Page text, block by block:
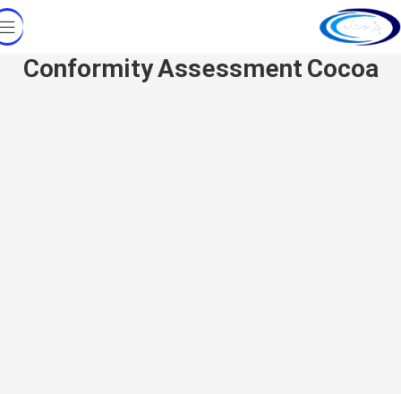
Conformity Assessment Cocoa